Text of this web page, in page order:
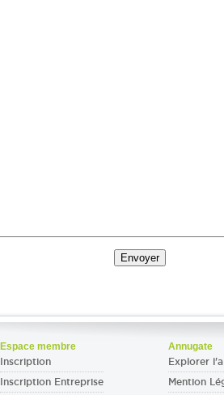
Espace membre
Inscription
Inscription Entreprise
Annugate
Explorer
Mention